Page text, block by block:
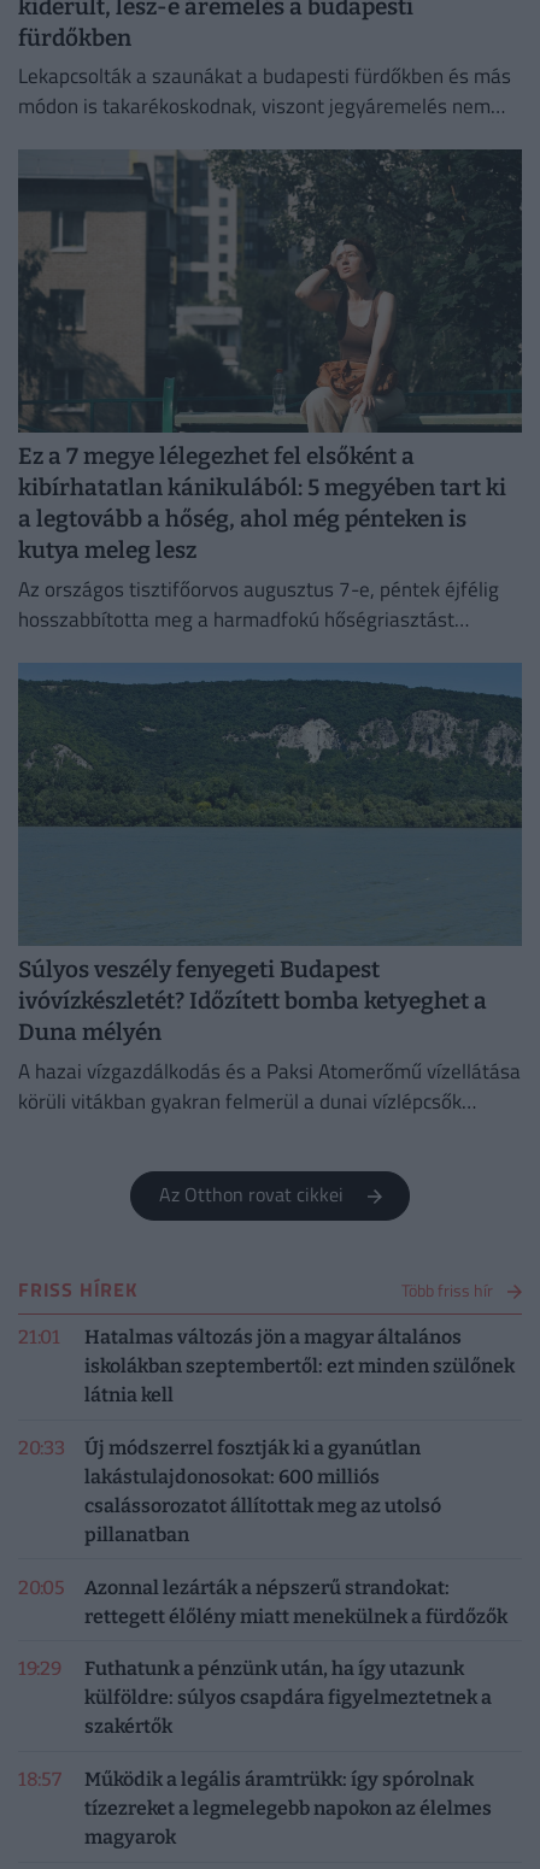
kiderült, lesz-e áremelés a budapesti
fürdőkben
Lekapcsolták a szaunákat a budapesti fürdőkben és más
módon is takarékoskodnak, viszont jegyáremelés nem
Ez a 7 megye lélegezhet fel elsőként a
kibírhatatlan kánikulából: 5 megyében tart ki
a legtovább a hőség, ahol még pénteken is
kutya meleg lesz
Az országos tisztifőorvos augusztus 7-e, péntek éjfélig
hosszabbította meg a harmadfokú hőségriasztást
fellélegezhetünk.
Súlyos veszély fenyegeti Budapest
ivóvízkészletét? Időzített bomba ketyeghet a
Duna mélyén
A hazai vízgazdálkodás és a Paksi Atomerőmű vízellátása
körüli vitákban gyakran felmerül a dunai vízlépcsők
Az Otthon rovat cikkei
FRISS HÍREK Több friss hír
21:01
Hatalmas változás jön a magyar általános
iskolákban szeptembertől: ezt minden szülőnek
látnia kell
20:33
Új módszerrel fosztják ki a gyanútlan
lakástulajdonosokat: 600 milliós
csalássorozatot állítottak meg az utolsó
pillanatban
20:05
Azonnal lezárták a népszerű strandokat:
rettegett élőlény miatt menekülnek a fürdőzők
19:29
Futhatunk a pénzünk után, ha így utazunk
külföldre: súlyos csapdára figyelmeztetnek a
szakértők
18:57
Működik a legális áramtrükk: így spórolnak
tízezreket a legmelegebb napokon az élelmes
magyarok